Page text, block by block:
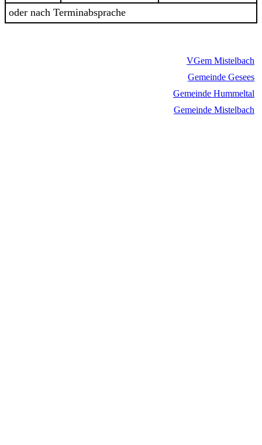
oder nach Terminabsprache
VGem Mistelbach
Gemeinde Gesees
Gemeinde Hummeltal
Gemeinde Mistelbach